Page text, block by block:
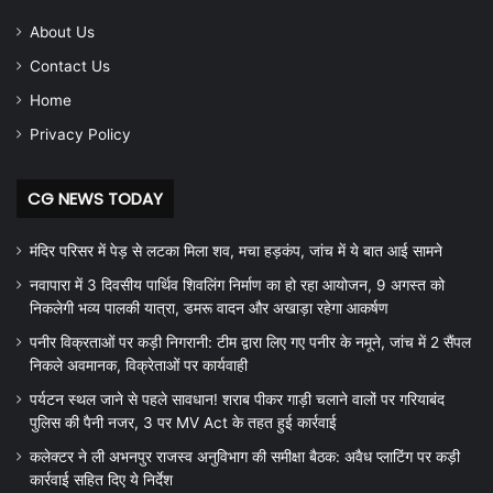
About Us
Contact Us
Home
Privacy Policy
CG NEWS TODAY
मंदिर परिसर में पेड़ से लटका मिला शव, मचा हड़कंप, जांच में ये बात आई सामने
नवापारा में 3 दिवसीय पार्थिव शिवलिंग निर्माण का हो रहा आयोजन, 9 अगस्त को
निकलेगी भव्य पालकी यात्रा, डमरू वादन और अखाड़ा रहेगा आकर्षण
पनीर विक्रताओं पर कड़ी निगरानी: टीम द्वारा लिए गए पनीर के नमूने, जांच में 2 सैंपल
निकले अवमानक, विक्रेताओं पर कार्यवाही
पर्यटन स्थल जाने से पहले सावधान! शराब पीकर गाड़ी चलाने वालों पर गरियाबंद
पुलिस की पैनी नजर, 3 पर MV Act के तहत हुई कार्रवाई
कलेक्टर ने ली अभनपुर राजस्व अनुविभाग की समीक्षा बैठक: अवैध प्लाटिंग पर कड़ी
कार्रवाई सहित दिए ये निर्देश